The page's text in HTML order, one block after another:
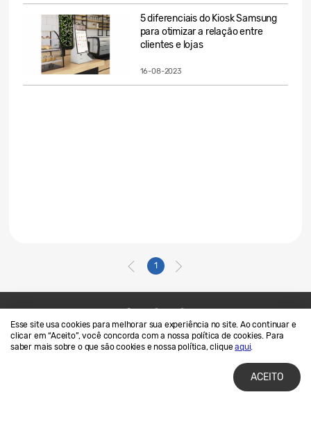
Esse site usa cookies para melhorar sua experiência no site. Ao continuar e
clicar em “Aceito”, você concorda com a nossa política de cookies. Para
saber mais sobre o que são cookies e nossa política, cliqueaqui.
ACEITO
5 diferenciais do Kiosk Samsung
para otimizar a relação entre
clientes e lojas
16-08-2023
1
Contato
SAMSUNG.COM
Termos de Uso
Privacidade e Cookies